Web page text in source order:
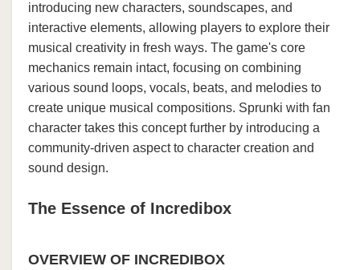
introducing new characters, soundscapes, and
interactive elements, allowing players to explore their
musical creativity in fresh ways. The game's core
mechanics remain intact, focusing on combining
various sound loops, vocals, beats, and melodies to
create unique musical compositions. Sprunki with fan
character takes this concept further by introducing a
community-driven aspect to character creation and
sound design.
The Essence of Incredibox
OVERVIEW OF INCREDIBOX